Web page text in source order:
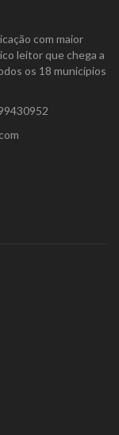
com maior
leitor que chega a
os 18 municípios